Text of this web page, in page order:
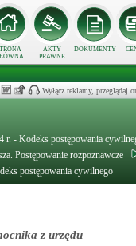
AKTY
PRAWNE
DOKUMENTY
Wyłącz reklamy, przeglądaj
r. - Kodeks postępowania
Postępowanie rozpoznawcze
postępowania cywilnego
z urzędu